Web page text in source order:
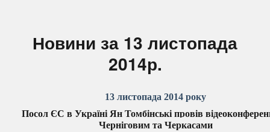
Новини за 13 листопада
2014р.
13 листопада 2014 року
Посол ЄС в Україні Ян Томбінські провів
Черніговим та Черкасами